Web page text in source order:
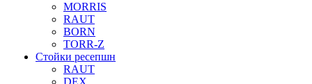
MORRIS
RAUT
BORN
TORR-Z
Стойки ресепшн
RAUT
DEX